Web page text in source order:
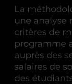
La
une analyse
critères de
programme
auprès des
salaires de
des